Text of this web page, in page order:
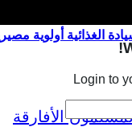
الغذائية أولوية
Login to